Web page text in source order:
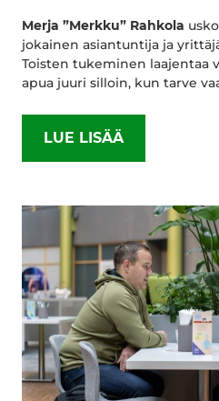
Merja ”Merkku” Rahkola
jokainen asiantuntija ja
Toisten tukeminen laajentaa
apua juuri silloin, kun tarve
LUE LISÄÄ